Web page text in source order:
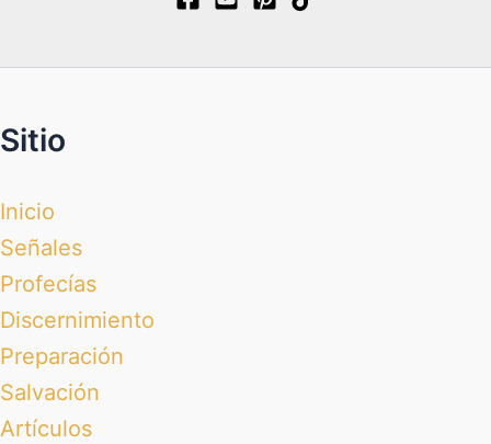
Sitio
Inicio
Señales
Profecías
Discernimiento
Preparación
Salvación
Artículos